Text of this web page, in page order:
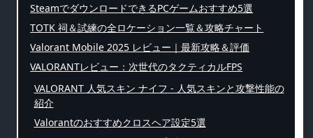
SteamでダウンロードできるPCゲームおすすめ5選
TOTK 祠＆試練の全ロケーション一覧＆攻略チャート
Valorant Mobile 2025 レビュー｜最新攻略＆評価
VALORANTレビュー：次世代のタクティカルFPS
VALORANT 人気スキン ナイフ - 人気スキンと攻撃性能の
紹介
Valorantのおすすめクロスヘア設定5選